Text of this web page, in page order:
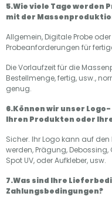
5.Wie viele Tage werden
mit der
Allgemein, Digitale Probe
Probeanforderungen für
Die Vorlaufzeit für die
Bestellmenge, fertig, usw.,
genug.
6.Können wir unser
Ihren Produkten oder
Sicher. Ihr Logo kann auf
werden, Prägung,
Spot UV, oder Aufkleber, usw.
7.Was sind Ihre
Zahlungsbedingungen?